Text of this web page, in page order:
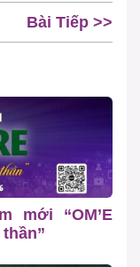
Bài Tiếp >>
mới “OM’E